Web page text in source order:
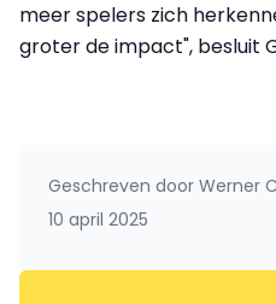
meer spelers zich
groter de impact", besluit
Geschreven door Werner
10 april 2025